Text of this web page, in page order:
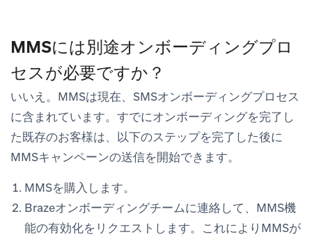
MMSには別途オンボーディングプロ
セスが必要ですか？
いいえ。MMSは現在、SMSオンボーディングプロセス
に含まれています。すでにオンボーディングを完了し
た既存のお客様は、以下のステップを完了した後に
MMSキャンペーンの送信を開始できます。
MMSを購入します。
Brazeオンボーディングチームに連絡して、MMS機
能の有効化をリクエストします。これによりMMSが